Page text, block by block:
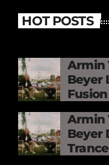
HOT POSTS
Armin
Beyer
Mercy
Armin
Beyer